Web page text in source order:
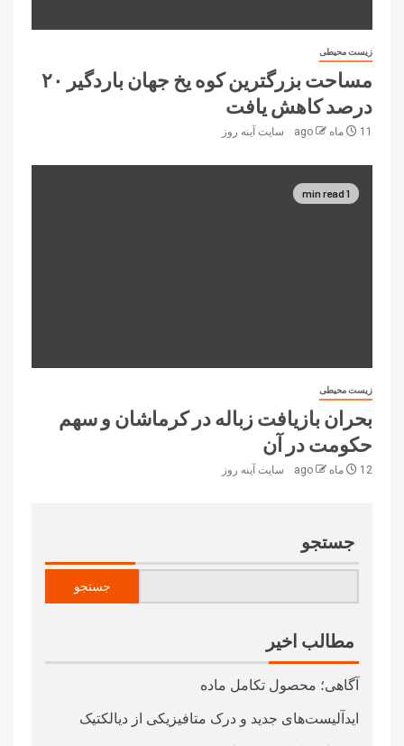
زیست محیطی
مساحت بزرگترین کوه یخ جهان باردگیر ۲۰
درصد کاهش یافت
11 ماه ago سایت آینه‌ روز
1 min read
زیست محیطی
بحران بازیافت زباله در کرماشان و سهم
حکومت در آن
12 ماه ago سایت آینه‌ روز
جستجو
جستجو
مطالب اخیر
آگاهی؛ محصول تکامل ماده
ایدآلیست‌های جدید و درک متافیزیکی از دیالکتیک